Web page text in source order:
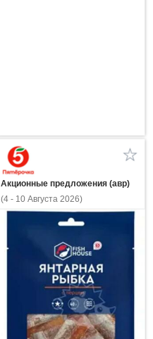
Акционные предложения (авр)
(4 - 10 Августа 2026)